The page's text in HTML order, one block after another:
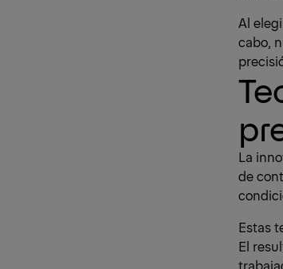
Al
cabo,
La
de
Estas
El